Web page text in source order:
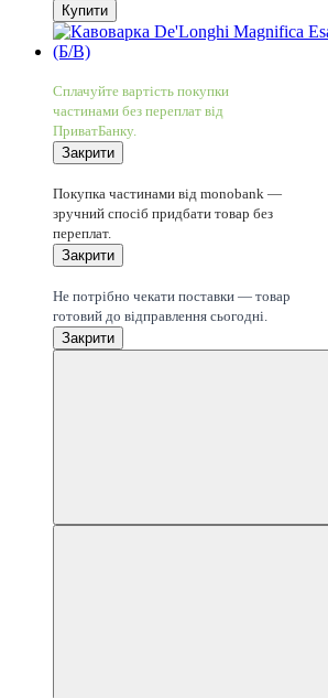
Купити
Сплачуйте вартість покупки
частинами без переплат від
ПриватБанку.
Закрити
Покупка частинами від monobank —
зручний спосіб придбати товар без
переплат.
Закрити
Не потрібно чекати поставки — товар
готовий до відправлення сьогодні.
Закрити